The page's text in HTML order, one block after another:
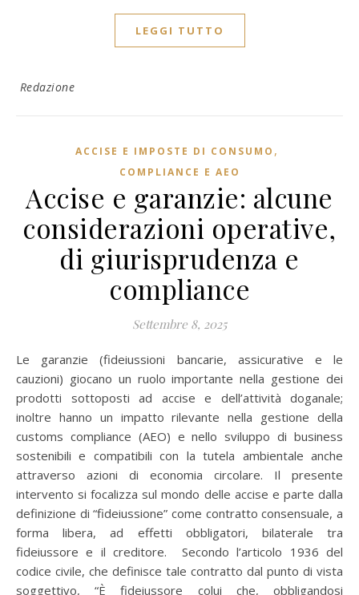
LEGGI TUTTO
Redazione
ACCISE E IMPOSTE DI CONSUMO ,
COMPLIANCE E AEO
Accise e garanzie: alcune
considerazioni operative,
di giurisprudenza e
compliance
Settembre 8, 2025
Le garanzie (fideiussioni bancarie, assicurative e le
cauzioni) giocano un ruolo importante nella gestione dei
prodotti sottoposti ad accise e dell’attività doganale;
inoltre hanno un impatto rilevante nella gestione della
customs compliance (AEO) e nello sviluppo di business
sostenibili e compatibili con la tutela ambientale anche
attraverso azioni di economia circolare. Il presente
intervento si focalizza sul mondo delle accise e parte dalla
definizione di “fideiussione” come contratto consensuale, a
forma libera, ad effetti obbligatori, bilaterale tra
fideiussore e il creditore. Secondo l’articolo 1936 del
codice civile, che definisce tale contratto dal punto di vista
soggettivo, “È fideiussore colui che, obbligandosi